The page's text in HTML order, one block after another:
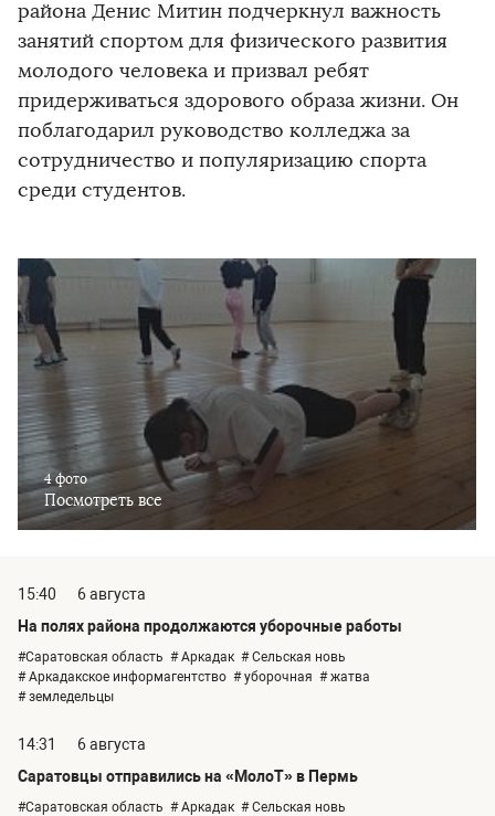
района Денис Митин подчеркнул важность
занятий спортом для физического развития
молодого человека и призвал ребят
придерживаться здорового образа жизни. Он
поблагодарил руководство колледжа за
сотрудничество и популяризацию спорта
среди студентов.
4 фото
Посмотреть все
15:40
6 августа
На полях района продолжаются уборочные работы
#Саратовская область # Аркадак # Сельская новь
# Аркадакское информагентство # уборочная # жатва
# земледельцы
14:31
6 августа
Саратовцы отправились на «МолоТ» в Пермь
#Саратовская область # Аркадак # Сельская новь